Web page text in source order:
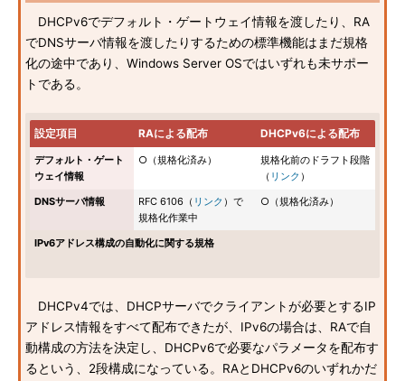
DHCPv6でデフォルト・ゲートウェイ情報を渡したり、RA
でDNSサーバ情報を渡したりするための標準機能はまだ規格
化の途中であり、Windows Server OSではいずれも未サポー
トである。
設定項目 RAによる配布 DHCPv6による配布
デフォルト・ゲート
ウェイ情報
○（規格化済み）
規格化前のドラフト段階
（ リンク ）
DNSサーバ情報
RFC 6106（ リンク ）で
規格化作業中
○（規格化済み）
IPv6アドレス構成の自動化に関する規格
DHCPv4では、DHCPサーバでクライアントが必要とするIP
アドレス情報をすべて配布できたが、IPv6の場合は、RAで自
動構成の方法を決定し、DHCPv6で必要なパラメータを配布す
るという、2段構成になっている。RAとDHCPv6のいずれかだ